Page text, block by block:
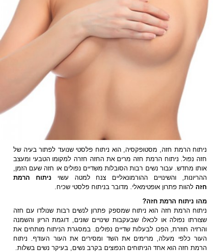
ניתוח הרמת חזה, מסטופקסיה, הוא ניתוח פלסטי שנועד לפתור בעיה של
חזה נפול. ניתוח הרמת חזה מרים את החזה חזרה למקומו הטבעי ומעצב
אותו מחדש. עבור נשים רבות הסובלות משדיים נפולים או חזה שעם הזמן,
ההריונות, והשינויים ההורמונאליים צנח למטה עשוי ניתוח הרמת
חזה להוות פתרון אופטימאלי. מדובר בניתוח פלסטי שכיח.
מהו ניתוח הרמת חזה?
ניתוח הרמת חזה הוא ניתוח שמספק פתרון לנשים רבות שנולדו עם חזה
שצורתו נפולה או לכאלו שבעקבות שינויים שונים, דוגמת הריון והשמנה
והרזיה חוזרת, הפכו לבעלות שדיים נפולים. במסגרת הניתוח מותחים את
העור כלפי מעלה, מרימים את השד ומסירים את העור העודף. ניתוח
הרמת חזה הוא אחד הניתוחים הנפוצים בקרב נשים, בעיקר נשים בשלות.